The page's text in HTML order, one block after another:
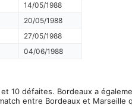
14/05/1988
20/05/1988
27/05/1988
04/06/1988
10 défaites. Bordeaux a
entre Bordeaux et Marseille